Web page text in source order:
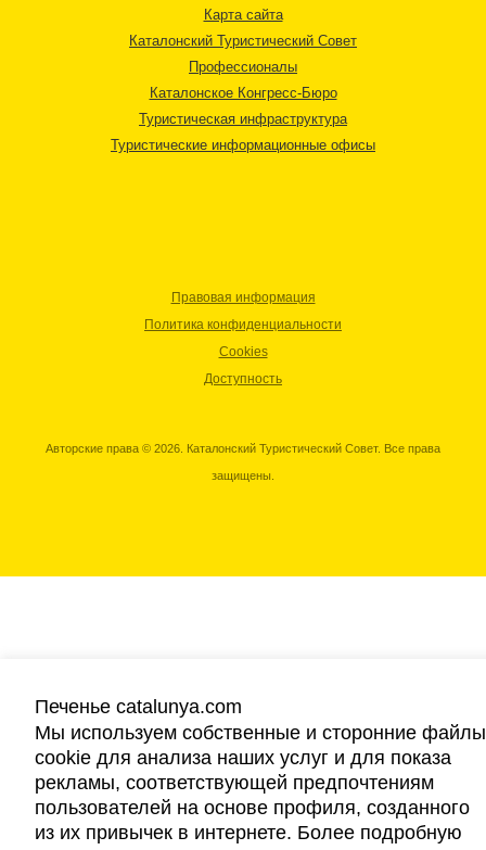
Карта сайта
Каталонский Туристический Совет
Профессионалы
Каталонское Конгресс-Бюро
Туристическая инфраструктура
Туристические информационные офисы
Правовая информация
Политика конфиденциальности
Cookies
Доступность
Авторские права © 2026. Каталонский Туристический Совет. Все права
защищены.
Печенье catalunya.com
Мы используем собственные и сторонние файлы
cookie для анализа наших услуг и для показа
рекламы, соответствующей предпочтениям
пользователей на основе профиля, созданного
из их привычек в интернете. Более подробную